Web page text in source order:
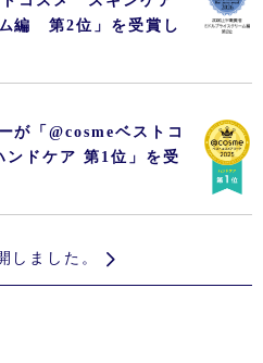
編 第2位」を受賞し
が「@cosmeベストコ
ンドケア 第1位」を受
しました。